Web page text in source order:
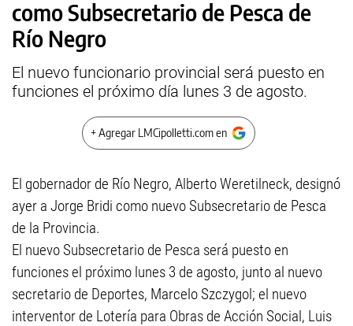
como Subsecretario de Pesca de
Río Negro
El nuevo funcionario provincial será puesto en
funciones el próximo día lunes 3 de agosto.
+ Agregar LMCipolletti.com en
El gobernador de Río Negro, Alberto Weretilneck, designó
ayer a Jorge Bridi como nuevo Subsecretario de Pesca
de la Provincia.
El nuevo Subsecretario de Pesca será puesto en
funciones el próximo lunes 3 de agosto, junto al nuevo
secretario de Deportes, Marcelo Szczygol; el nuevo
interventor de Lotería para Obras de Acción Social, Luis